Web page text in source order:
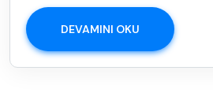
DEVAMINI OKU